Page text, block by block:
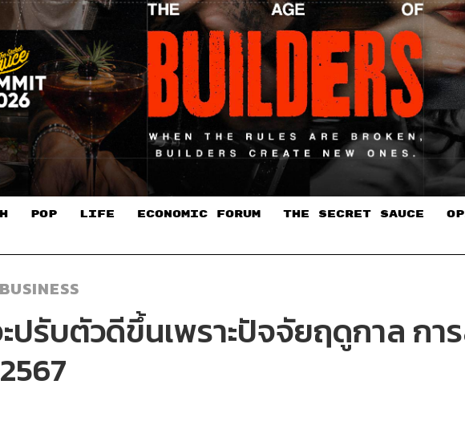
POP LIFE ECONOMIC FORUM THE SECRET SAUCE​
BUSINESS
ปรับตัวดีขึ้นเพราะปัจจัยฤดูกาล กา